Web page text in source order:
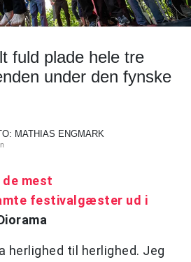
fuld plade hele tre
under den fynske
MATHIAS ENGMARK
mest
festivalgæster ud i
herlighed til herlighed. Jeg